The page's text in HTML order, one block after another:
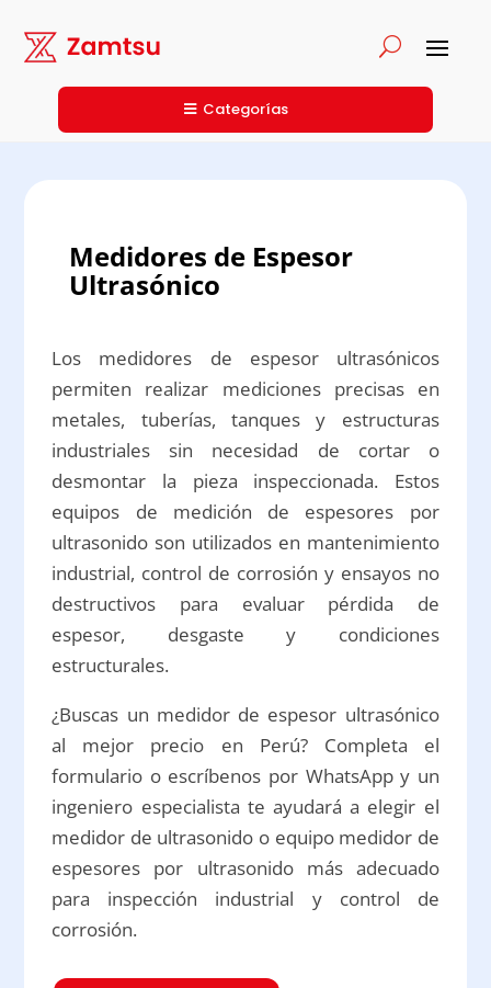
Categorías
Medidores de Espesor
Ultrasónico
Los medidores de espesor ultrasónicos
permiten realizar mediciones precisas en
metales, tuberías, tanques y estructuras
industriales sin necesidad de cortar o
desmontar la pieza inspeccionada. Estos
equipos de medición de espesores por
ultrasonido son utilizados en mantenimiento
industrial, control de corrosión y ensayos no
destructivos para evaluar pérdida de
espesor, desgaste y condiciones
estructurales.
¿Buscas un medidor de espesor ultrasónico
al mejor precio en Perú? Completa el
formulario o escríbenos por WhatsApp y un
ingeniero especialista te ayudará a elegir el
medidor de ultrasonido o equipo medidor de
espesores por ultrasonido más adecuado
para inspección industrial y control de
corrosión.